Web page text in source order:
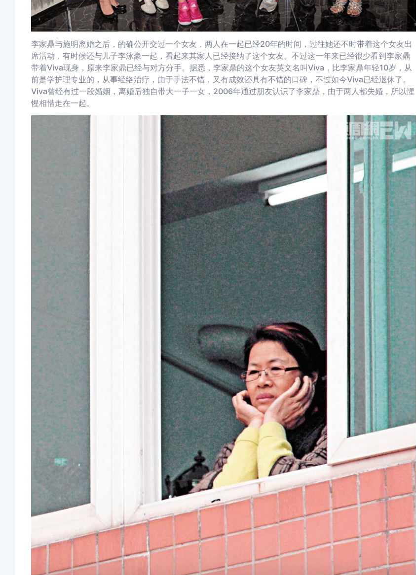
李家鼎与施明离婚之后，的确公开交过一个女友，两人在一起已经20年的时间，过往她还不时带着这个女友出
席活动，有时候还与儿子李泳豪一起，看起来其家人已经接纳了这个女友。不过这一年来已经很少看到李家鼎
带着Viva现身，原来李家鼎已经与对方分手。据悉，李家鼎的这个女友英文名叫Viva，比李家鼎年轻10岁，从
前是学护理专业的，从事经络治疗，由于手法不错，又有成效还具有不错的口碑，不过如今Viva已经退休了。
Viva曾经有过一段婚姻，离婚后独自带大一子一女，2006年通过朋友认识了李家鼎，由于两人都失婚，所以惺
惺相惜走在一起。